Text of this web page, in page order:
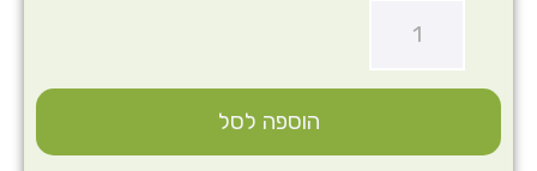
הוספה לסל